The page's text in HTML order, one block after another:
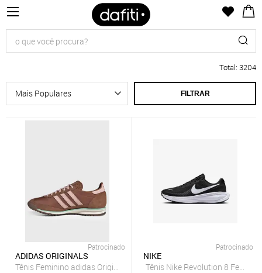
Total: 3204
FILTRAR
Patrocinado
ADIDAS ORIGINALS
Tênis Feminino adidas Originals Sl 72 OG Marrom
Patrocinado
NIKE
Tênis Nike Revolution 8